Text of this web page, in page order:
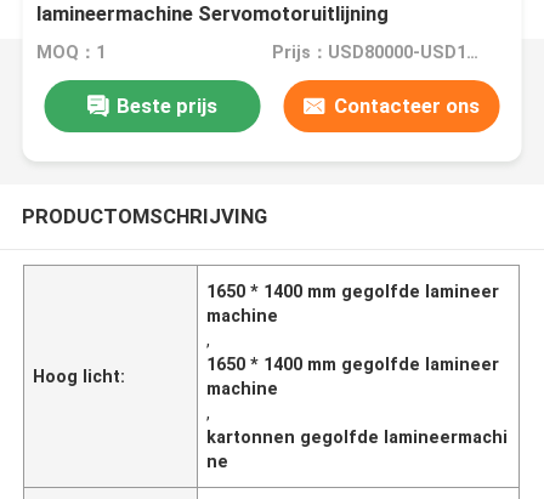
lamineermachine Servomotoruitlijning
MOQ：1 Prijs：USD80000-USD150000
Beste prijs Contacteer ons
PRODUCTOMSCHRIJVING
Hoog licht:
1650 * 1400 mm gegolfde lamineer
machine
,
1650 * 1400 mm gegolfde lamineer
machine
,
kartonnen gegolfde lamineermachi
ne